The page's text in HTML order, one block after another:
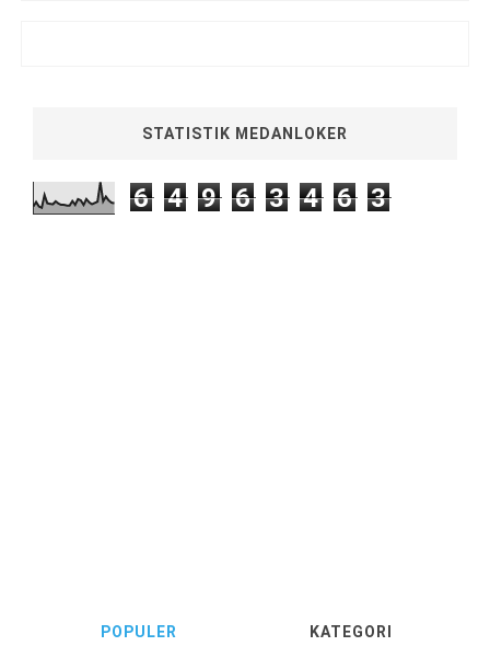
STATISTIK MEDANLOKER
6 4 9 6 3 4 6 3
POPULER KATEGORI